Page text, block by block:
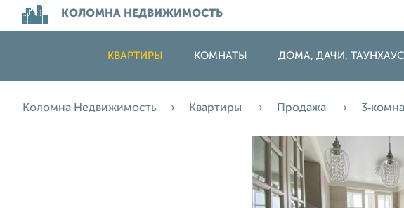
КОЛОМНА НЕДВИЖИМОСТЬ
КВАРТИРЫ КОМНАТЫ ДОМА, ДАЧИ,
Коломна Недвижимость Квартиры Продажа